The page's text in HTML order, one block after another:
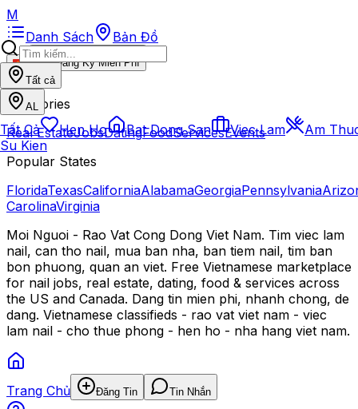
M
Danh Sách
Bản Đồ
VI
Đăng Ký Miễn Phí
Tất cả
AL
Tất Cả Hen Ho Bat Dong San Viec Lam
Am
Su Kien
Categories
Real EstateJobsDatingFoodServicesEvents
Popular States
FloridaTexasCaliforniaAlabamaGeorgiaPennsylvania
CarolinaVirginia
Moi Nguoi - Rao Vat Cong Dong Viet Nam. Tim viec lam
nail, can tho nail, mua ban nha, ban tiem nail, tim ban
bon phuong, quan an viet. Free Vietnamese marketplace
for nail jobs, real estate, dating, food & services across
the US and Canada. Dang tin mien phi, nhanh chong, de
dang. Vietnamese classifieds - rao vat viet nam - viec
lam nail - cho thue phong - hen ho - nha hang viet nam.
Trang Chủ Đăng Tin Tin Nhắn